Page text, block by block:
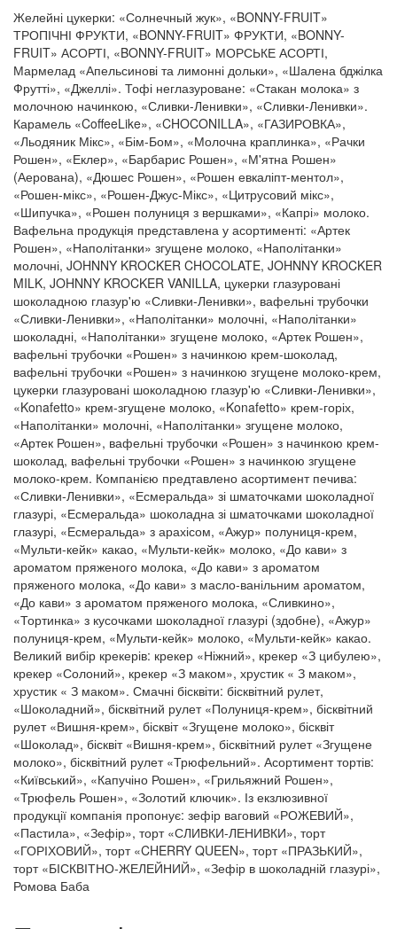
Желейні цукерки: «Солнечный жук», «BONNY-FRUIT»
ТРОПІЧНІ ФРУКТИ, «BONNY-FRUIT» ФРУКТИ, «BONNY-
FRUIT» АСОРТІ, «BONNY-FRUIT» МОРСЬКЕ АСОРТІ,
Мармелад «Апельсинові та лимонні дольки», «Шалена бджілка
Фрутті», «Джеллі». Тофі неглазуроване: «Стакан молока» з
молочною начинкою, «Сливки-Ленивки», «Сливки-Ленивки».
Карамель «CoffeeLike», «CHOCONILLA», «ГАЗИРОВКА»,
«Льодяник Мікс», «Бім-Бом», «Молочна краплинка», «Рачки
Рошен», «Еклер», «Барбарис Рошен», «М'ятна Рошен»
(Аерована), «Дюшес Рошен», «Рошен евкаліпт-ментол»,
«Рошен-мікс», «Рошен-Джус-Мікс», «Цитрусовий мікс»,
«Шипучка», «Рошен полуниця з вершками», «Капрі» молоко.
Вафельна продукція представлена у асортименті: «Артек
Рошен», «Наполітанки» згущене молоко, «Наполітанки»
молочні, JOHNNY KROCKER CHOCOLATE, JOHNNY KROCKER
MILK, JOHNNY KROCKER VANILLA, цукерки глазуровані
шоколадною глазур'ю «Сливки-Ленивки», вафельні трубочки
«Сливки-Ленивки», «Наполітанки» молочні, «Наполітанки»
шоколадні, «Наполітанки» згущене молоко, «Артек Рошен»,
вафельні трубочки «Рошен» з начинкою крем-шоколад,
вафельні трубочки «Рошен» з начинкою згущене молоко-крем,
цукерки глазуровані шоколадною глазур'ю «Сливки-Ленивки»,
«Konafetto» крем-згущене молоко, «Konafetto» крем-горіх,
«Наполітанки» молочні, «Наполітанки» згущене молоко,
«Артек Рошен», вафельні трубочки «Рошен» з начинкою крем-
шоколад, вафельні трубочки «Рошен» з начинкою згущене
молоко-крем. Компанією предтавлено асортимент печива:
«Сливки-Ленивки», «Есмеральда» зі шматочками шоколадної
глазурі, «Есмеральда» шоколадна зі шматочками шоколадної
глазурі, «Есмеральда» з арахісом, «Ажур» полуниця-крем,
«Мульти-кейк» какао, «Мульти-кейк» молоко, «До кави» з
ароматом пряженого молока, «До кави» з ароматом
пряженого молока, «До кави» з масло-ванільним ароматом,
«До кави» з ароматом пряженого молока, «Сливкино»,
«Тортинка» з кусочками шоколадної глазурі (здобне), «Ажур»
полуниця-крем, «Мульти-кейк» молоко, «Мульти-кейк» какао.
Великий вибір крекерів: крекер «Ніжний», крекер «З цибулею»,
крекер «Солоний», крекер «З маком», хрустик « З маком»,
хрустик « З маком». Смачні бісквіти: бісквітний рулет,
«Шоколадний», бісквітний рулет «Полуниця-крем», бісквітний
рулет «Вишня-крем», бісквіт «Згущене молоко», бісквіт
«Шоколад», бісквіт «Вишня-крем», бісквітний рулет «Згущене
молоко», бісквітний рулет «Трюфельний». Асортимент тортів:
«Київський», «Капучіно Рошен», «Грильяжний Рошен»,
«Трюфель Рошен», «Золотий ключик». Із екзлюзивної
продукції компанія пропонує: зефір ваговий «РОЖЕВИЙ»,
«Пастила», «Зефір», торт «СЛИВКИ-ЛЕНИВКИ», торт
«ГОРІХОВИЙ», торт «CHERRY QUEEN», торт «ПРАЗЬКИЙ»,
торт «БІСКВІТНО-ЖЕЛЕЙНИЙ», «Зефір в шоколадній глазурі»,
Ромова Баба